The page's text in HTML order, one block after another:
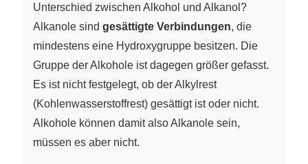
Unterschied zwischen Alkohol und Alkanol?
Alkanole sind gesättigte Verbindungen, die
mindestens eine Hydroxygruppe besitzen. Die
Gruppe der Alkohole ist dagegen größer gefasst.
Es ist nicht festgelegt, ob der Alkylrest
(Kohlenwasserstoffrest) gesättigt ist oder nicht.
Alkohole können damit also Alkanole sein,
müssen es aber nicht.